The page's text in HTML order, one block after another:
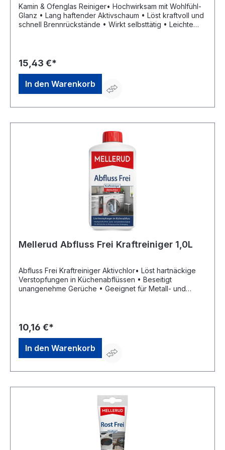
Kamin & Ofenglas Reiniger• Hochwirksam mit Wohlfühl-
Glanz • Lang haftender Aktivschaum • Löst kraftvoll und
schnell Brennrückstände • Wirkt selbsttätig • Leichte
Augenschäden EUH071: Wirkt ätzend auf die
Atemwege.Hersteller: Mellerud Chemie GmbH,
Bernhard-Röttgen-Waldweg 20, 41379 Brueggen, DE,
+492163950900, service@mellerud.de
15,43 €*
In den Warenkorb
Mellerud Abfluss Frei Kraftreiniger 1,0L
Abfluss Frei Kraftreiniger Aktivchlor• Löst hartnäckige
Verstopfungen in Küchenabflüssen • Beseitigt
unangenehme Gerüche • Geeignet für Metall- und
Hautreizungen;H319: Verursacht schwere
Augenreizung;H412: Schädlich für Wasserorganismen,
mit langfristiger Wirkung EUH206: Achtung! Nicht
zusammen mit anderen Produkten verwenden, da
gefährliche Gase (Chlor) freigesetzt werden
können.Hersteller: Mellerud Chemie GmbH, Bernhard-
+492163950900, service@mellerud.de
10,16 €*
In den Warenkorb